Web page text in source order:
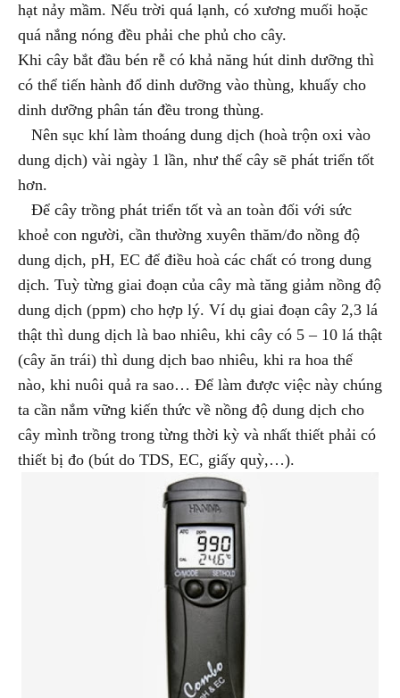
hạt nảy mầm. Nếu trời quá lạnh, có xương muối hoặc
quá nắng nóng đều phải che phủ cho cây.
Khi cây bắt đầu bén rễ có khả năng hút dinh dưỡng thì
có thể tiến hành đổ dinh dưỡng vào thùng, khuấy cho
dinh dưỡng phân tán đều trong thùng.
Nên sục khí làm thoáng dung dịch (hoà trộn oxi vào
dung dịch) vài ngày 1 lần, như thế cây sẽ phát triển tốt
hơn.
Để cây trồng phát triển tốt và an toàn đối với sức
khoẻ con người, cần thường xuyên thăm/đo nồng độ
dung dịch, pH, EC để điều hoà các chất có trong dung
dịch. Tuỳ từng giai đoạn của cây mà tăng giảm nồng độ
dung dịch (ppm) cho hợp lý. Ví dụ giai đoạn cây 2,3 lá
thật thì dung dịch là bao nhiêu, khi cây có 5 – 10 lá thật
(cây ăn trái) thì dung dịch bao nhiêu, khi ra hoa thế
nào, khi nuôi quả ra sao… Để làm được việc này chúng
ta cần nắm vững kiến thức về nồng độ dung dịch cho
cây mình trồng trong từng thời kỳ và nhất thiết phải có
thiết bị đo (bút do TDS, EC, giấy quỳ,…).